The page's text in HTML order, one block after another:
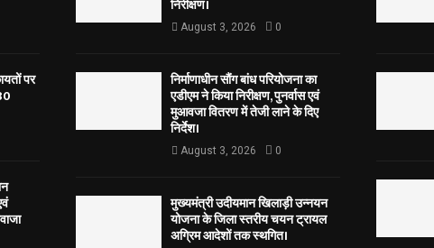
पर
निरीक्षण।
August 3, 2026 0
निर्माणाधीन सौंग बांध परियोजना का
एडीएम ने किया निरीक्षण, पुनर्वास एवं
मुआवजा वितरण में तेजी लाने के दिए
निर्देश।
August 3, 2026 0
मुख्यमंत्री उदीयमान खिलाड़ी उन्नयन
योजना के जिला स्तरीय चयन ट्रायल
अग्रिम आदेशों तक स्थगित।